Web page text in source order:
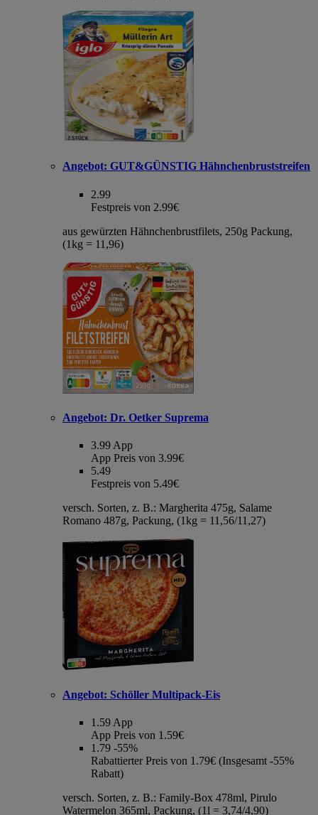
Angebot: GUT&GÜNSTIG Hähnchenbruststreifen
2.99
Festpreis von 2.99€
aus gewürzten Hähnchenbrustfilets, 250g Packung,
(1kg = 11,96)
Angebot: Dr. Oetker Suprema
3.99 App
App Preis von 3.99€
5.49
Festpreis von 5.49€
versch. Sorten, z. B.: Margherita 475g, Salame
Romano 487g, Packung, (1kg = 11,56/11,27)
Angebot: Schöller Multipack-Eis
1.59 App
App Preis von 1.59€
1.79 -55%
Rabattierter Preis von 1.79€ (Insgesamt -55%
Rabatt)
versch. Sorten, z. B.: Family-Box 478ml, Pirulo
Watermelon 365ml, Packung, (1l = 3,74/4,90)